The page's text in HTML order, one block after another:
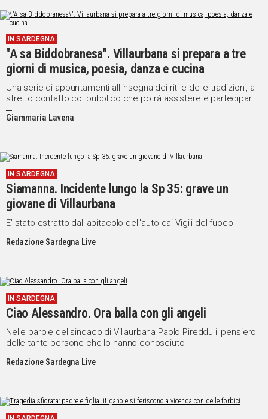
IN SARDEGNA
"A sa Biddobranesa". Villaurbana si prepara a tre
giorni di musica, poesia, danza e cucina
Una serie di appuntamenti all'insegna dei riti e delle tradizioni, a
stretto contatto col pubblico che potrà assistere e partecipare
da vicino presso "sa Butega de tzia Domantiglia": ecco il
programma completo
Giammaria Lavena
IN SARDEGNA
Siamanna. Incidente lungo la Sp 35: grave un
giovane di Villaurbana
E' stato estratto dall'abitacolo dell'auto dai Vigili del fuoco
Redazione Sardegna Live
IN SARDEGNA
Ciao Alessandro. Ora balla con gli angeli
Nelle parole del sindaco di Villaurbana Paolo Pireddu il pensiero
delle tante persone che lo hanno conosciuto
Redazione Sardegna Live